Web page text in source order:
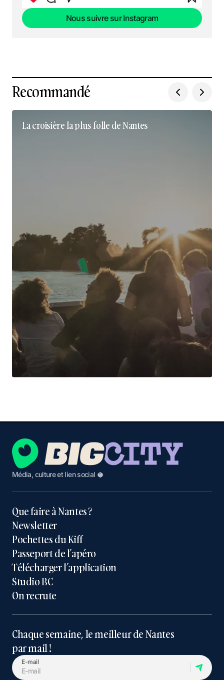
Nous suivre sur Instagram
Recommandé
La croisière la plus folle de Nantes
Média, culture et lien social 🥥
Que faire à Nantes ?
Newsletter
Pochettes du Kiff
Passeport de l’apéro
Télécharger l’application
Studio BC
On recrute
Chaque semaine, le meilleur de Nantes
par mail !
E-mail